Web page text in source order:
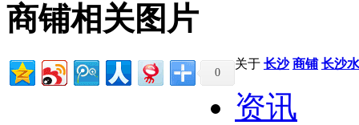
商铺相关图片
0
关于 长沙 商铺 长沙
资讯